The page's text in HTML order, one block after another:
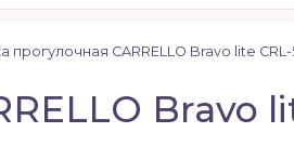
прогулочная CARRELLO Bravo lite CRL-
Bravo